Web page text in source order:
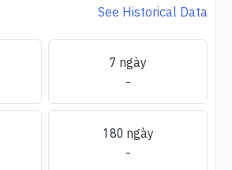
See Historical Data
7 ngày
-
180 ngày
-